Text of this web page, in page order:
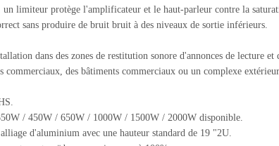
limiteur protège l'amplificateur et le haut-parleur contre la
sans produire de bruit bruit à des niveaux de sortie inférieurs.
dans des zones de restitution sonore d'annonces de lecture
commerciaux, des bâtiments commerciaux ou un complexe
/ 450W / 650W / 1000W / 1500W / 2000W disponible.
alliage d'aluminium avec une hauteur standard de 19 "2U.